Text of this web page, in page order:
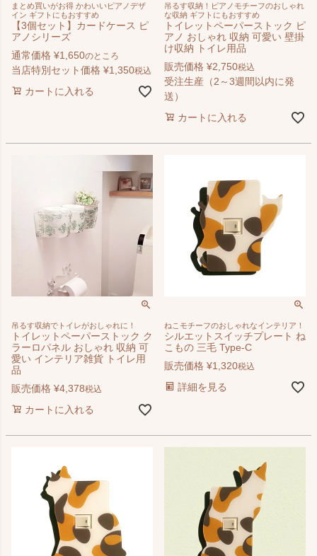
まとめ買いがお得 かわいいピアノデザ
イン ギフトにもおすすめ
【3個セット】カードケース ピ
アノシリーズ
通常価格 ¥1,650のところ
当店特別セット価格 ¥1,350税込
カートに入れる
吊るす収納！ピアノモチーフのおしゃれ
な収納 ギフトにもおすすめ
トイレットペーパーストック ピ
アノ おしゃれ 収納 可愛い 壁掛
け収納 トイレ用品
販売価格 ¥2,750税込
受注生産（2～3週間以内に発
送）
カートに入れる
吊るす収納でトイレがおしゃれに！
トイレットペーパーストック ク
ラーロパネル おしゃれ 収納 可
愛い インテリア雑貨 トイレ用
品
販売価格 ¥4,378税込
カートに入れる
ねこモチーフのおしゃれなインテリア！
シルエットスイッチプレート ね
こもの 三毛 Type-C
販売価格 ¥1,320税込
詳細を見る